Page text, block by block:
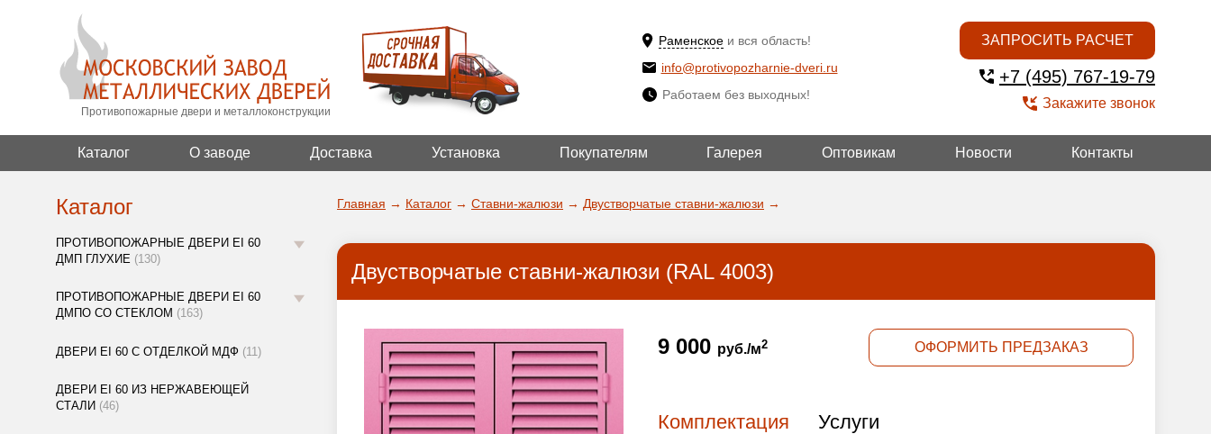
Противопожарные двери и металлоконструкции
Раменское и вся область!
ДА!
ВЫБРАТЬ ДРУГОЙ
info@protivopozharnie-dveri.ru
Работаем без выходных!
ЗАПРОСИТЬ РАСЧЕТ
+7 (495) 767-19-79
Закажите звонок
Каталог О заводе Доставка Установка Покупателям Галерея Оптовикам Новости Контакты
Каталог
ПРОТИВОПОЖАРНЫЕ ДВЕРИ EI 60
ДМП ГЛУХИЕ (130)
ПРОТИВОПОЖАРНЫЕ ДВЕРИ EI 60
ДМПО СО СТЕКЛОМ (163)
ДВЕРИ EI 60 С ОТДЕЛКОЙ МДФ (11)
ДВЕРИ EI 60 ИЗ НЕРЖАВЕЮЩЕЙ
СТАЛИ (46)
Главная → Каталог → Ставни-жалюзи → Двустворчатые ставни-жалюзи →
Двустворчатые ставни-жалюзи (RAL 4003)
9 000 руб./м2 ОФОРМИТЬ ПРЕДЗАКАЗ
Комплектация Услуги